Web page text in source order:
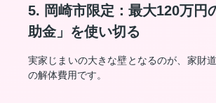
5. 岡崎市限定：最大120万円
助金」を使い切る
実家じまいの大きな壁となるのが、家財
の解体費用です。